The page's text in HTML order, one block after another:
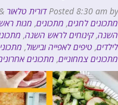
Posted8:30 am by דורית טלאור
מתכונים לחגים, מתכונים, מנות
השנה,קינוחים לראש השנה, מתכונים
לילדים, טיפים לאפייה ובישול,
מתכונים צמחוניים, מתכונים